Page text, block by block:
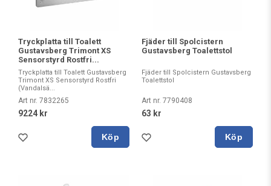
Tryckplatta till Toalett
Gustavsberg Trimont XS
Sensorstyrd Rostfri...
Tryckplatta till Toalett Gustavsberg
Trimont XS Sensorstyrd Rostfri
(Vandalsä...
Art nr. 7832265
9224 kr
Köp
Fjäder till Spolcistern
Gustavsberg Toalettstol
Fjäder till Spolcistern Gustavsberg
Toalettstol
Art nr. 7790408
63 kr
Köp